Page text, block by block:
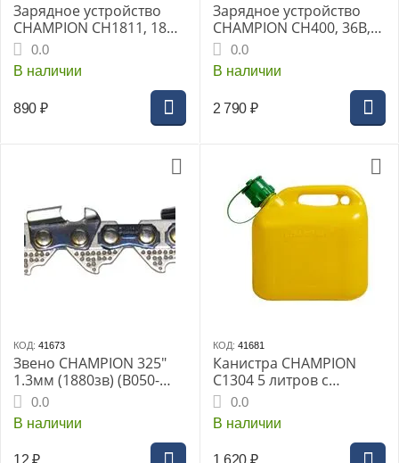
Зарядное устройство
CHAMPION CH1811, 18В
Li-ion
0.0
В наличии
890 ₽
Зарядное устройство
CHAMPION CH400, 36В,
2А, Li-ion
0.0
В наличии
2 790 ₽
КОД: 41673
Звено CHAMPION 325"
1.3мм (1880зв) (B050-
BPPRO)
0.0
В наличии
КОД: 41681
Канистра CHAMPION
C1304 5 литров с
защитой от перелива
0.0
В наличии